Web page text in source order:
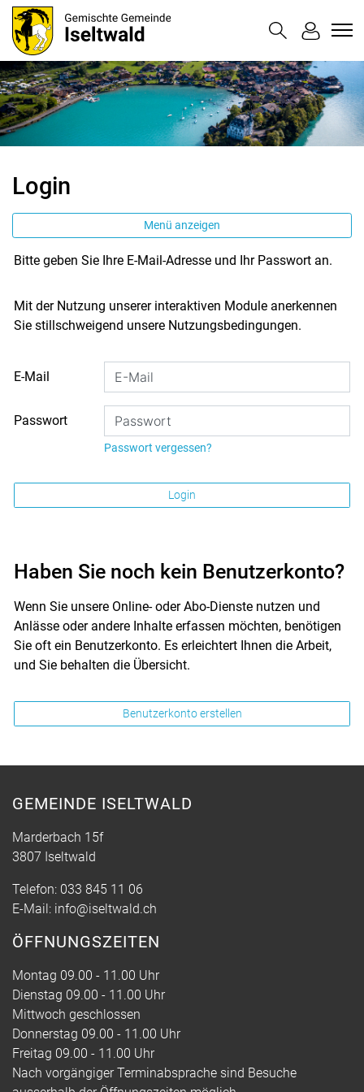
zur Startseite
Direkt zur Hauptnavigation
Direkt zum Inhalt
Direkt zur Suche
Direkt zum Stichwortverzeichnis
Iseltwald
Login
Menü anzeigen
Bitte geben Sie Ihre E-Mail-Adresse und Ihr Passwort an.
Mit der Nutzung unserer interaktiven Module anerkennen
Sie stillschweigend unsere Nutzungsbedingungen.
E-Mail
Passwort
Passwort vergessen?
Login
Haben Sie noch kein Benutzerkonto?
Wenn Sie unsere Online- oder Abo-Dienste nutzen und
Anlässe oder andere Inhalte erfassen möchten, benötigen
Sie oft ein Benutzerkonto. Es erleichtert Ihnen die Arbeit,
und Sie behalten die Übersicht.
Benutzerkonto erstellen
GEMEINDE ISELTWALD
Marderbach 15f
3807 Iseltwald
Telefon: 033 845 11 06
E-Mail: info@iseltwald.ch
ÖFFNUNGSZEITEN
Montag 09.00 - 11.00 Uhr
Dienstag 09.00 - 11.00 Uhr
Mittwoch geschlossen
Donnerstag 09.00 - 11.00 Uhr
Freitag 09.00 - 11.00 Uhr
Nach vorgängiger Terminabsprache sind Besuche